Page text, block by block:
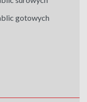
gotowych